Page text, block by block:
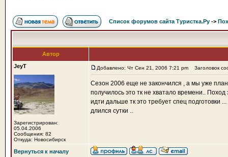
Список форумов сайта Туристка.Ру ->
Автор
JeyT
Зарегистрирован:
05.04.2006
Сообщения: 82
Откуда: Новосибирск
Добавлено: Чт Сен 21, 2006 7:21 pm Заголовок
Сезон 2006 еще не закончился , а мы уже
получилось это тк не хватало времени..
идти дальше тк это требует спец
длился сутки ..
Вернуться к началу